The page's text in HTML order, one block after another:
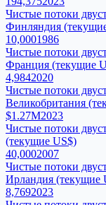
Чистые потоки
Финляндия
10,0001986
Чистые потоки
Франция (текущие
4,9842020
Чистые потоки
Великобритания
$1.27M2023
Чистые потоки
(текущие US$)
40,0002007
Чистые потоки
Ирландия (текущие
8,7692023